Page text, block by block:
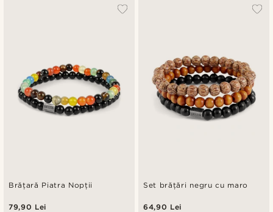
Brățară Piatra Nopții
79,90 Lei
Set brățări negru cu maro
64,90 Lei